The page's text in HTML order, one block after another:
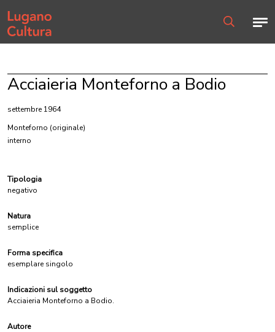
Home page
Acciaieria Monteforno a Bodio
settembre 1964
Monteforno (originale)
interno
Tipologia
negativo
Natura
semplice
Forma specifica
esemplare singolo
Indicazioni sul soggetto
Acciaieria Monteforno a Bodio.
Autore